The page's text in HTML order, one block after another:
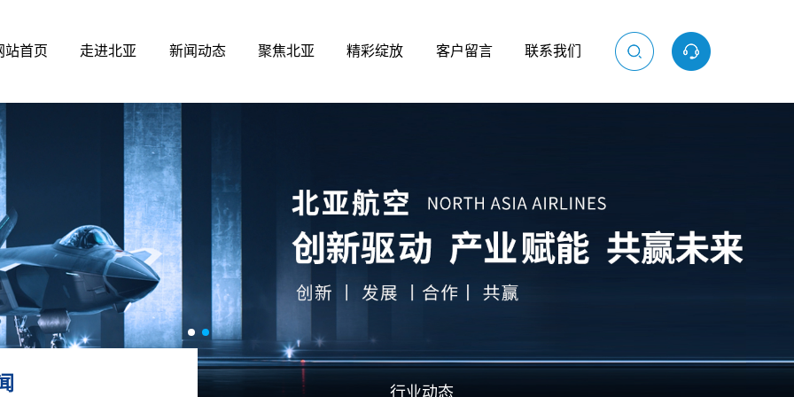
站首页 走进北亚 新闻动态 聚焦北亚 精彩绽放 客户留言 联系我们
行业动态